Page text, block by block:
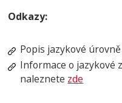
Odkazy:
Popis jazykové
Informace o jazykové
naleznete zde